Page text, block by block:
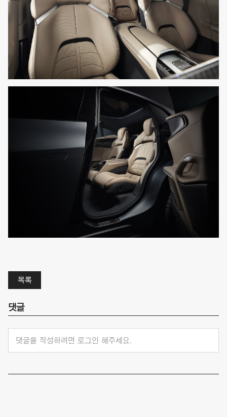
목록
댓글
댓글을 작성하려면 로그인 해주세요.